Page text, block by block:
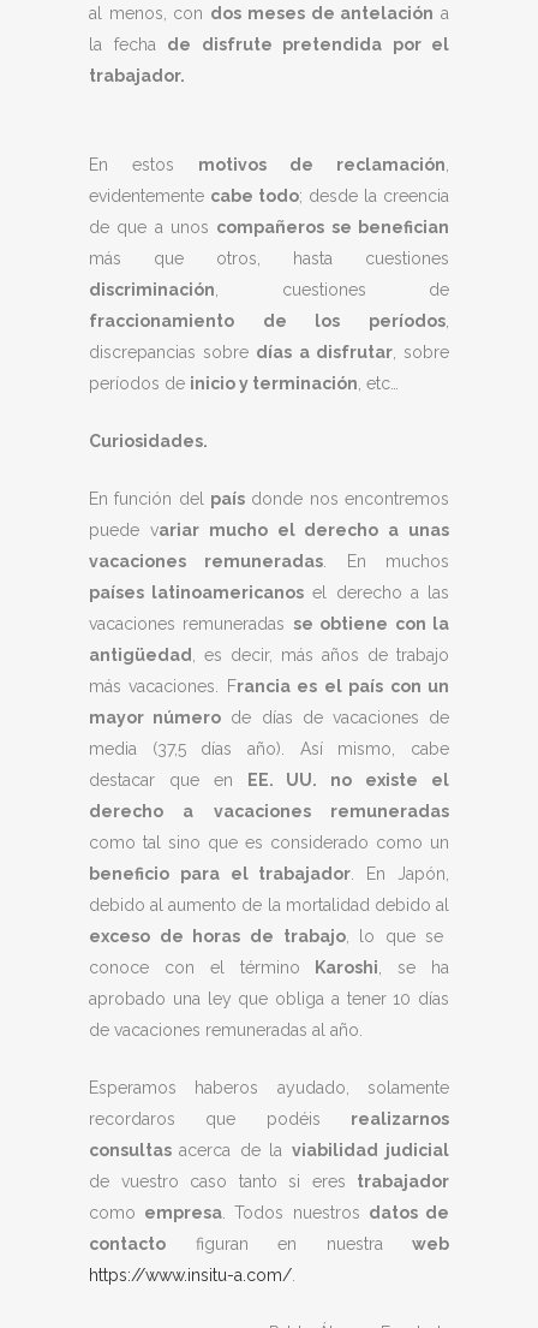
al menos, con dos meses de antelación a
la fecha de disfrute pretendida por el
trabajador.
En estos motivos de reclamación
evidentemente cabe todo; desde la creencia
de que a unos compañeros se benefician
más que otros, hasta cuestiones
discriminación , cuestiones de
fraccionamiento de los períodos
discrepancias sobre días a disfrutar, sobre
períodos de inicio y terminación , etc…
Curiosidades.
En función del país donde nos encontremos
puede variar mucho el derecho a unas
vacaciones remuneradas . En muchos
países latinoamericanos el derecho a las
vacaciones remuneradas se obtiene con la
antigüedad
, es decir, más años de trabajo
más vacaciones. Francia es el país con un
mayor número de días de vacaciones de
media (37,5 días año). Así mismo, cabe
destacar que en
EE. UU. no existe el
derecho a vacaciones remuneradas
como tal sino que es considerado como un
beneficio para el trabajador . En Japón,
debido al aumento de la mortalidad debido al
exceso de horas de trabajo, lo que se
conoce con el término
Karoshi , se ha
aprobado una ley que obliga a tener 10 días
de vacaciones remuneradas al año.
Esperamos haberos ayudado, solamente
recordaros que podéis realizarnos
consultasacerca de la viabilidad judicial
de vuestro caso tanto si eres trabajador
como empresa . Todos nuestros datos de
contacto figuran en nuestra web
https://www.insitu-a.com/